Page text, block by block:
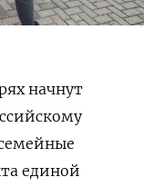
начнут
единой